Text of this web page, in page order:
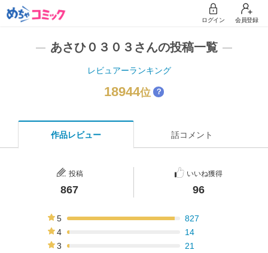
ログイン 会員登録
あさひ０３０３さんの投稿一覧
レビュアーランキング
18944位 ？
作品レビュー 話コメント
投稿
867
いいね獲得
96
5
827
4
14
3
21